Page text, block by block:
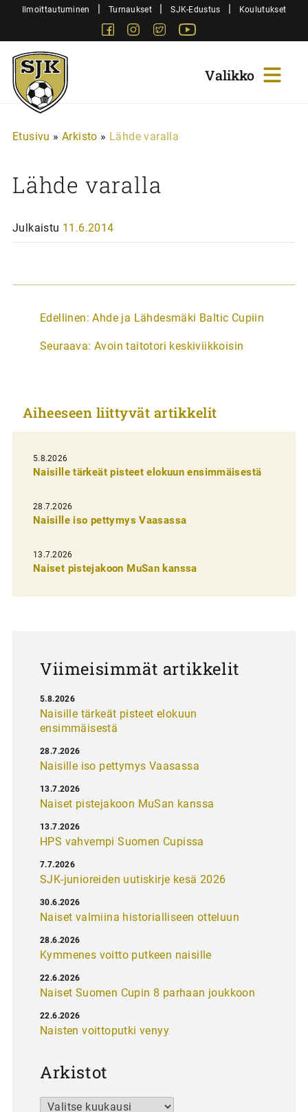
SiirryIlmoittautuminen | Turnaukset | SJK-Edustus | Koulutukset
FacebookInstagram
Twitter
Sjk-
Juniorit
Etusivu » Arkisto » Lähde varalla
Lähde varalla
Julkaistu 11.6.2014
A
t
k
e
l
i
e
n
e
Edellinen: Ahde ja Lähdesmäki Baltic Cupiin
Seuraava: Avoin taitotori keskiviikkoisin
Aiheeseen liittyvät artikkelit
5.8.2026
Naisille tärkeät pisteet elokuun ensimmäisestä
28.7.2026
Naisille iso pettymys Vaasassa
13.7.2026
Naiset pistejakoon MuSan kanssa
Viimeisimmät artikkelit
Naisille tärkeät pisteet elokuun
ensimmäisestä
5.8.2026
Naisille iso pettymys Vaasassa
28.7.2026
Naiset pistejakoon MuSan kanssa
13.7.2026
HPS vahvempi Suomen Cupissa
13.7.2026
SJK-junioreiden uutiskirje kesä 2026
7.7.2026
Naiset valmiina historialliseen otteluun
30.6.2026
Kymmenes voitto putkeen naisille
28.6.2026
Naiset Suomen Cupin 8 parhaan joukkoon
22.6.2026
Naisten voittoputki venyy
22.6.2026
Arkistot
Arkistot